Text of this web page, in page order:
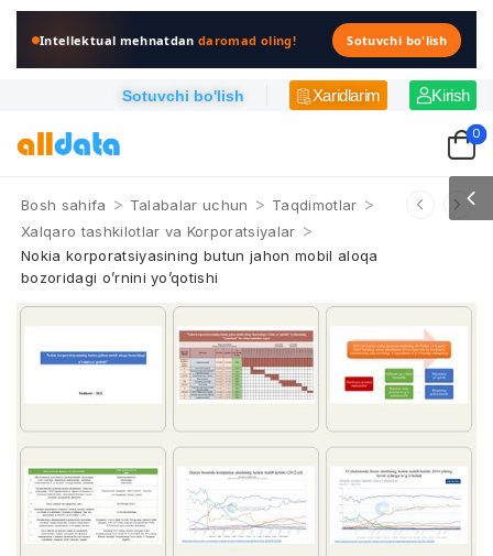
Intellektual mehnatdandaromad oling! Sotuvchi bo'lish
Sotuvchi bo'lish Xaridlarim Kirish
0
Bosh sahifa > Talabalar uchun > Taqdimotlar >
Xalqaro tashkilotlar va Korporatsiyalar >
Nokia korporatsiyasining butun jahon mobil aloqa
bozoridagi o’rnini yo’qotishi